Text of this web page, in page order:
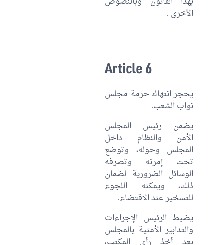
الأخرى .
Article 6
يحجر انتهاك حرمة مجلس
نواب الشعب.
يضمن رئيس المجلس
الأمن والنظام داخل
المجلس وحوله، وتوضع
تحت إمرته وتصرفه
الوسائل الضرورية لضمان
ذلك، ويمكنه اللجوء
للتسخير عند الاقتضاء.
يضبط الرئيس الإجراءات
والتدابير الأمنية بالمجلس